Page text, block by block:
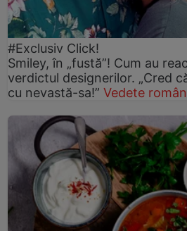
#Exclusiv Click!
Smiley, în „fustă”! Cum au
verdictul designerilor. „Cred
cu nevastă-sa!” Vedete